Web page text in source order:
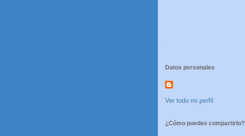
.
Datos personales
Ver todo mi perfil
¿Cómo puedes compartirlo?